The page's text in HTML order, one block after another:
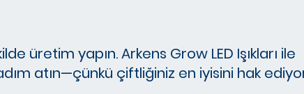
üretim yapın. Arkens Grow LED Işıkları ile
atın—çünkü çiftliğiniz en iyisini hak